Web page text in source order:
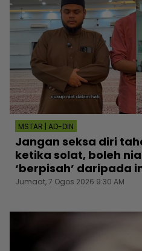
MSTAR | AD-DIN
Jangan seksa diri
ketika solat, boleh
‘berpisah’ daripada
Jumaat, 7 Ogos 2026 9:30 AM